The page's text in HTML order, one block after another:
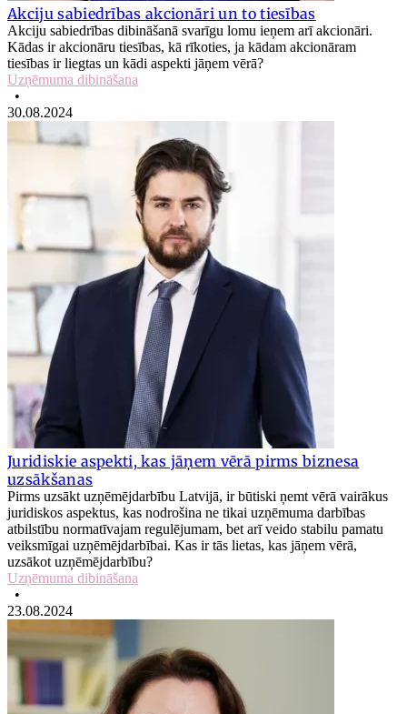
Akciju sabiedrības akcionāri un to tiesības
Akciju sabiedrības dibināšanā svarīgu lomu ieņem arī akcionāri.
Kādas ir akcionāru tiesības, kā rīkoties, ja kādam akcionāram
tiesības ir liegtas un kādi aspekti jāņem vērā?
Uzņēmuma dibināšana
•
30.08.2024
Juridiskie aspekti, kas jāņem vērā pirms biznesa
uzsākšanas
Pirms uzsākt uzņēmējdarbību Latvijā, ir būtiski ņemt vērā vairākus
juridiskos aspektus, kas nodrošina ne tikai uzņēmuma darbības
atbilstību normatīvajam regulējumam, bet arī veido stabilu pamatu
veiksmīgai uzņēmējdarbībai. Kas ir tās lietas, kas jāņem vērā,
uzsākot uzņēmējdarbību?
Uzņēmuma dibināšana
•
23.08.2024